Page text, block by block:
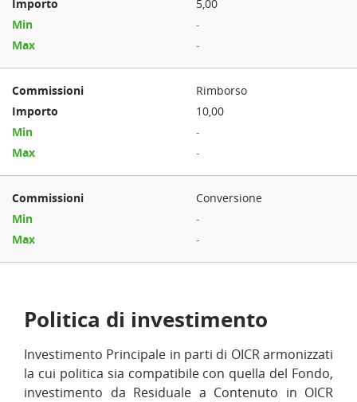
5,00
-
-
Rimborso
10,00
-
-
Conversione
-
-
Politica di investimento
Investimento Principale in parti di OICR armonizzati
la cui politica sia compatibile con quella del Fondo,
investimento da Residuale a Contenuto in OICR